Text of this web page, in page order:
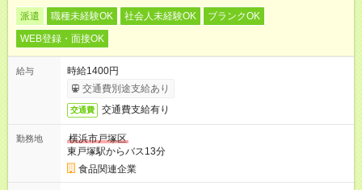
派遣 職種未経験OK 社会人未経験OK
ブランクOK
WEB登録・面接OK
給与
時給1400円
交通費別途支給あり
交通費 交通費支給有り
勤務地
横浜市戸塚区
東戸塚駅からバス13分
食品関連企業